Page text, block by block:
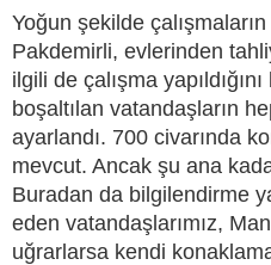
Yoğun şekilde
Pakdemirli, evlerinden
ilgili de çalışma
boşaltılan vatandaşların
ayarlandı. 700 civarında
mevcut. Ancak şu ana
Buradan da bilgilendirme
eden vatandaşlarımız,
uğrarlarsa kendi